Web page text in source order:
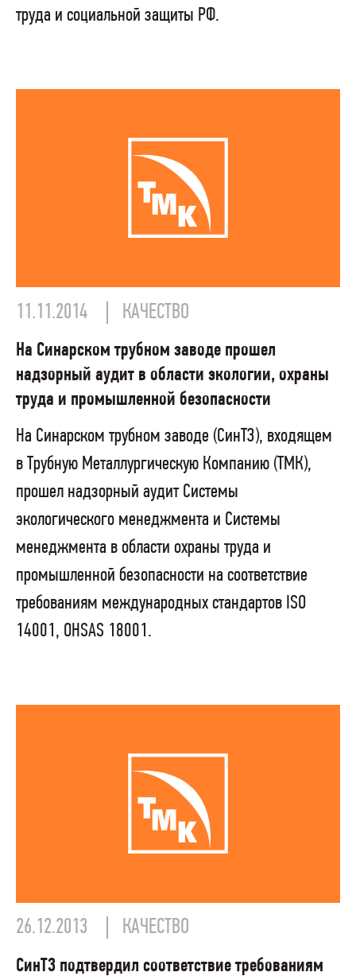
труда и социальной защиты РФ.
11.11.2014 КАЧЕСТВО
На Синарском трубном заводе прошел
надзорный аудит в области экологии, охраны
труда и промышленной безопасности
На Синарском трубном заводе (СинТЗ), входящем
в Трубную Металлургическую Компанию (ТМК),
прошел надзорный аудит Системы
экологического менеджмента и Системы
менеджмента в области охраны труда и
промышленной безопасности на соответствие
требованиям международных стандартов ISO
14001, OHSAS 18001.
26.12.2013 КАЧЕСТВО
СинТЗ подтвердил соответствие требованиям